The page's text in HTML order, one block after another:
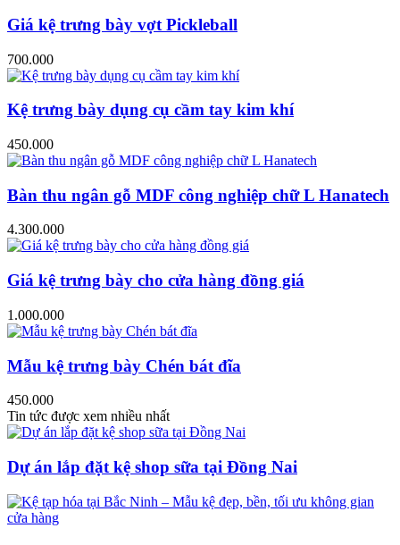
Giá kệ trưng bày vợt Pickleball
700.000
Kệ trưng bày dụng cụ cầm tay kim khí
450.000
Bàn thu ngân gỗ MDF công nghiệp chữ L Hanatech
4.300.000
Giá kệ trưng bày cho cửa hàng đồng giá
1.000.000
Mẫu kệ trưng bày Chén bát đĩa
450.000
Tin tức được xem nhiều nhất
Dự án lắp đặt kệ shop sữa tại Đồng Nai